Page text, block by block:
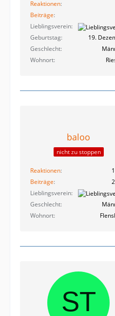
Reaktionen
Beiträge
Lieblingsverein
Geburtstag
19.
Geschlecht
Wohnort
baloo
nicht zu stoppen
Reaktionen
Beiträge
Lieblingsverein
Geschlecht
Wohnort